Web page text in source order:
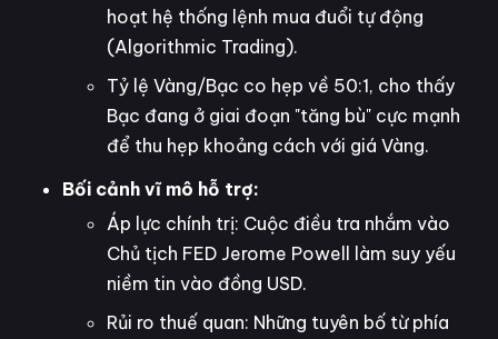
hoạt hệ thống lệnh mua đuổi tự động
(Algorithmic Trading).
Tỷ lệ Vàng/Bạc co hẹp về 50:1, cho thấy
Bạc đang ở giai đoạn "tăng bù" cực mạnh
để thu hẹp khoảng cách với giá Vàng.
Bối cảnh vĩ mô hỗ trợ:
Áp lực chính trị: Cuộc điều tra nhắm vào
Chủ tịch FED Jerome Powell làm suy yếu
niềm tin vào đồng USD.
Rủi ro thuế quan: Những tuyên bố từ phía